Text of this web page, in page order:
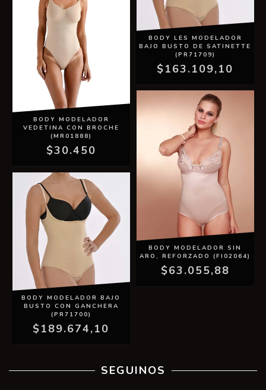
BODY MODELADOR
VEDETINA CON BROCHE
(MR01888)
$30.450
BODY LES MODELADOR
BAJO BUSTO DE SATINETTE
(PR71709)
$163.109,10
BODY MODELADOR BAJO
BUSTO CON GANCHERA
(PR71700)
$189.674,10
BODY MODELADOR SIN
ARO, REFORZADO (FI02064)
$63.055,88
SEGUINOS